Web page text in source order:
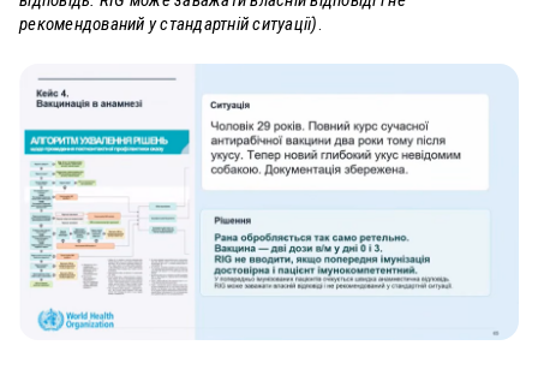
рекомендований у стандартній ситуації).